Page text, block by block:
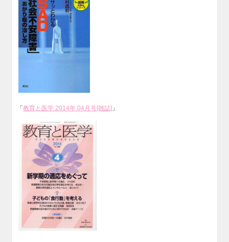
「教育と医学 2014年 04月号[雑誌] 」